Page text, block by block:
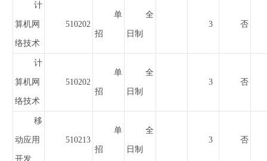
计
算机网
络技术
510202
单
招
全
日制
3 否
计
算机网
络技术
510202
单
招
全
日制
3 否
移
动应用
开发
510213
单
招
全
日制
3 否